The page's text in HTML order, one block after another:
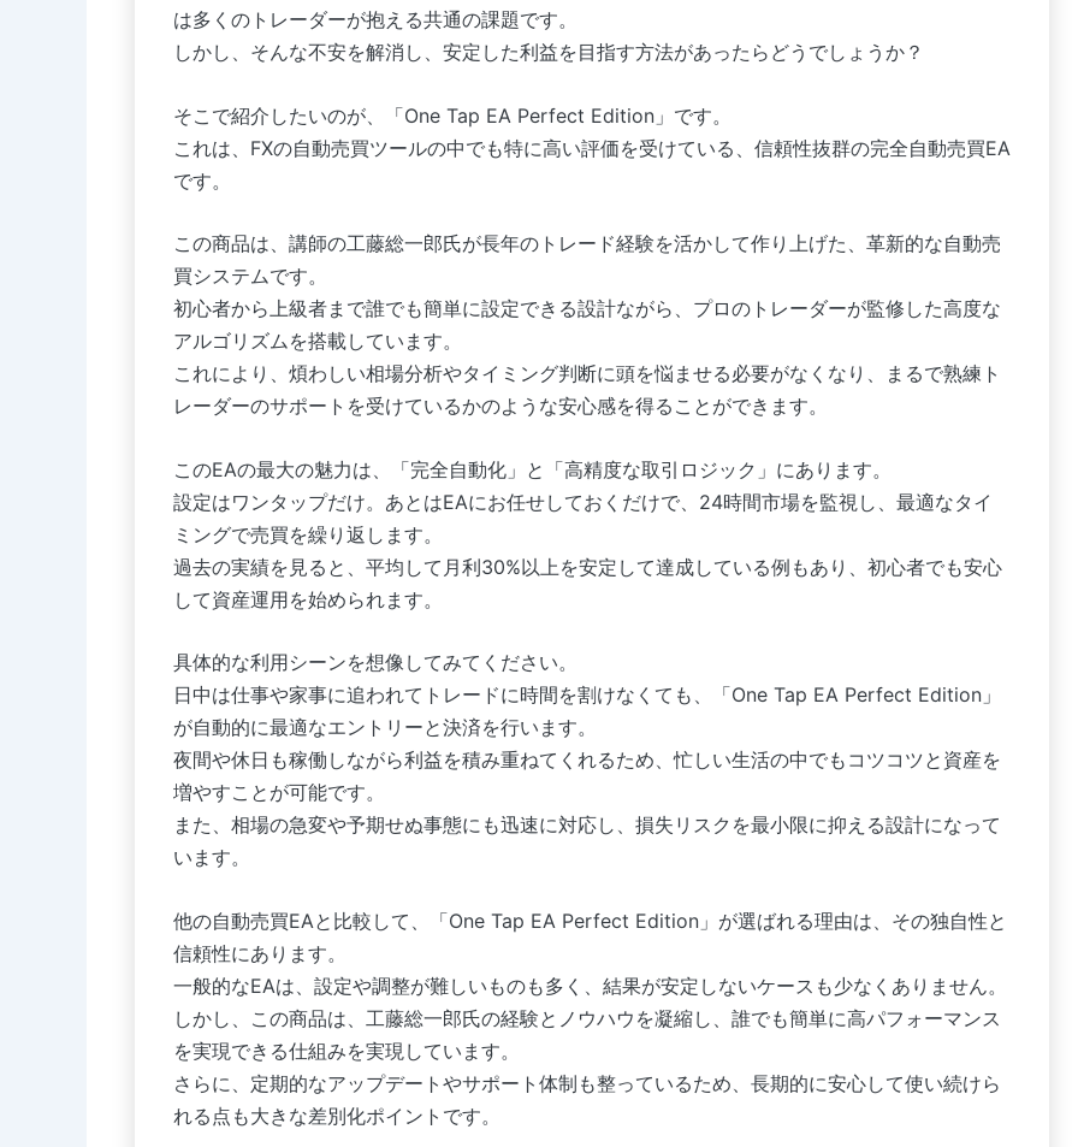
は多くのトレーダーが抱える共通の課題です。
しかし、そんな不安を解消し、安定した利益を目指す方法があったらどうでしょうか？
そこで紹介したいのが、「One Tap EA Perfect Edition」です。
これは、FXの自動売買ツールの中でも特に高い評価を受けている、信頼性抜群の完全自動売買EA
です。
この商品は、講師の工藤総一郎氏が長年のトレード経験を活かして作り上げた、革新的な自動売
買システムです。
初心者から上級者まで誰でも簡単に設定できる設計ながら、プロのトレーダーが監修した高度な
アルゴリズムを搭載しています。
これにより、煩わしい相場分析やタイミング判断に頭を悩ませる必要がなくなり、まるで熟練ト
レーダーのサポートを受けているかのような安心感を得ることができます。
このEAの最大の魅力は、「完全自動化」と「高精度な取引ロジック」にあります。
設定はワンタップだけ。あとはEAにお任せしておくだけで、24時間市場を監視し、最適なタイ
ミングで売買を繰り返します。
過去の実績を見ると、平均して月利30%以上を安定して達成している例もあり、初心者でも安心
して資産運用を始められます。
具体的な利用シーンを想像してみてください。
日中は仕事や家事に追われてトレードに時間を割けなくても、「One Tap EA Perfect Edition」
が自動的に最適なエントリーと決済を行います。
夜間や休日も稼働しながら利益を積み重ねてくれるため、忙しい生活の中でもコツコツと資産を
増やすことが可能です。
また、相場の急変や予期せぬ事態にも迅速に対応し、損失リスクを最小限に抑える設計になって
います。
他の自動売買EAと比較して、「One Tap EA Perfect Edition」が選ばれる理由は、その独自性と
信頼性にあります。
一般的なEAは、設定や調整が難しいものも多く、結果が安定しないケースも少なくありません。
しかし、この商品は、工藤総一郎氏の経験とノウハウを凝縮し、誰でも簡単に高パフォーマンス
を実現できる仕組みを実現しています。
さらに、定期的なアップデートやサポート体制も整っているため、長期的に安心して使い続けら
れる点も大きな差別化ポイントです。